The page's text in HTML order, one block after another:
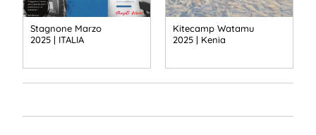
Stagnone Marzo
2025 | ITALIA
Kitecamp Watamu
2025 | Kenia